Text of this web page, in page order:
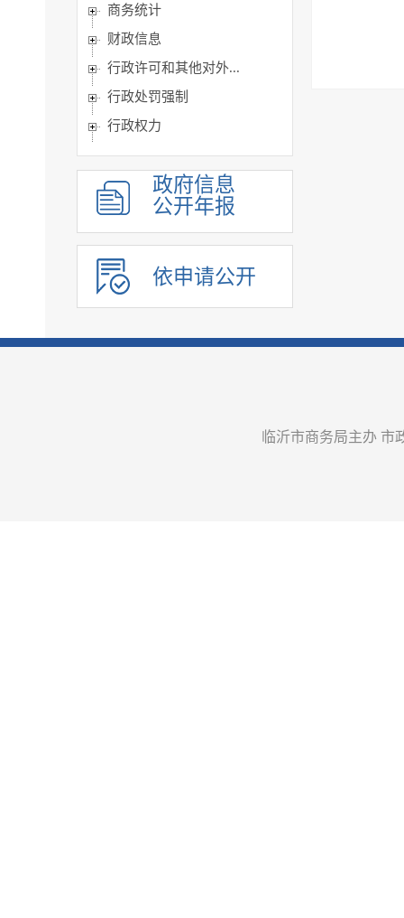
商务统计
财政信息
行政许可和其他对外...
行政处罚强制
行政权力
重点领域
建议提案
政务公开
政府信息
公开年报
依申请公开
临沂市商务局主办 市